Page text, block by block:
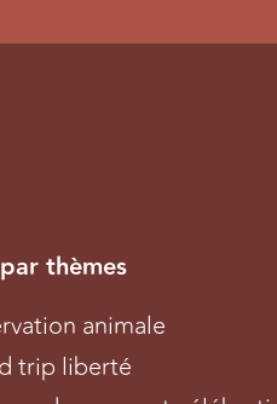
thèmes
animale
trip liberté